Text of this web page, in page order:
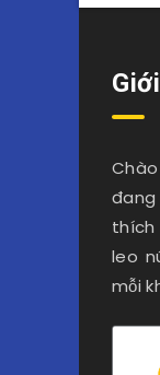
thích
leo
mỗi